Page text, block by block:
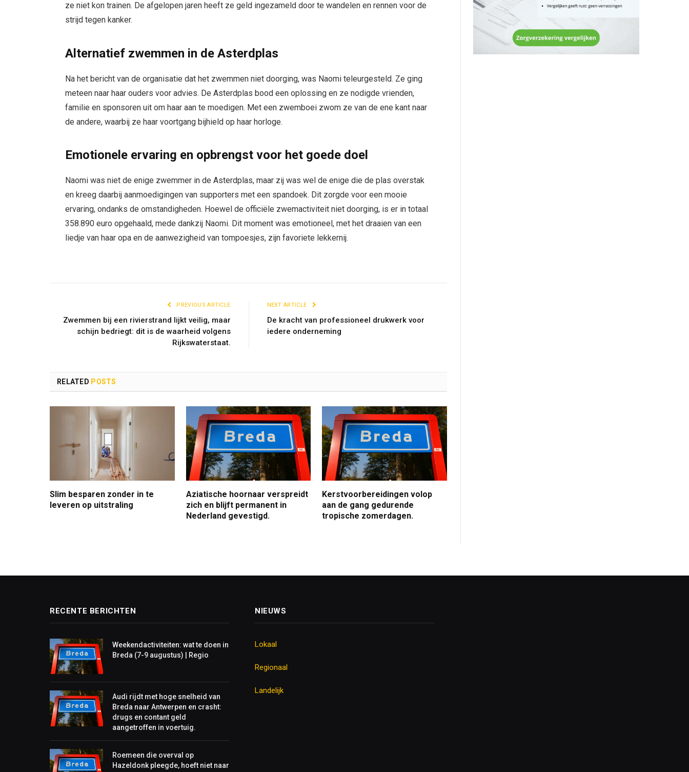
ze niet kon trainen. De afgelopen jaren heeft ze geld ingezameld door te wandelen en rennen voor de
strijd tegen kanker.
Alternatief zwemmen in de Asterdplas
Na het bericht van de organisatie dat het zwemmen niet doorging, was Naomi teleurgesteld. Ze ging
meteen naar haar ouders voor advies. De Asterdplas bood een oplossing en ze nodigde vrienden,
familie en sponsoren uit om haar aan te moedigen. Met een zwemboei zwom ze van de ene kant naar
de andere, waarbij ze haar voortgang bijhield op haar horloge.
Emotionele ervaring en opbrengst voor het goede doel
Naomi was niet de enige zwemmer in de Asterdplas, maar zij was wel de enige die de plas overstak
en kreeg daarbij aanmoedigingen van supporters met een spandoek. Dit zorgde voor een mooie
ervaring, ondanks de omstandigheden. Hoewel de officiële zwemactiviteit niet doorging, is er in totaal
358.890 euro opgehaald, mede dankzij Naomi. Dit moment was emotioneel, met het draaien van een
liedje van haar opa en de aanwezigheid van tompoesjes, zijn favoriete lekkernij.
PREVIOUS ARTICLE
Zwemmen bij een rivierstrand lijkt veilig, maar
schijn bedriegt: dit is de waarheid volgens
Rijkswaterstaat.
NEXT ARTICLE
De kracht van professioneel drukwerk voor
iedere onderneming
RELATED POSTS
Slim besparen zonder in te
leveren op uitstraling
Aziatische hoornaar verspreidt
zich en blijft permanent in
Nederland gevestigd.
Kerstvoorbereidingen volop
aan de gang gedurende
tropische zomerdagen.
RECENTE BERICHTEN
Weekendactiviteiten: wat te doen in
Breda (7-9 augustus) | Regio
Audi rijdt met hoge snelheid van
Breda naar Antwerpen en crasht:
drugs en contant geld
aangetroffen in voertuig.
Roemeen die overval op
Hazeldonk pleegde, hoeft niet naar
NIEUWS
Lokaal
Regionaal
Landelijk